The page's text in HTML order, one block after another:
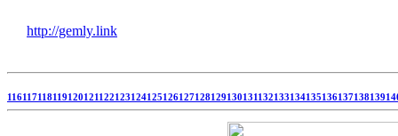
http://gemly.link
116117118119120121122123124125126127128129130131132133134135136137138139